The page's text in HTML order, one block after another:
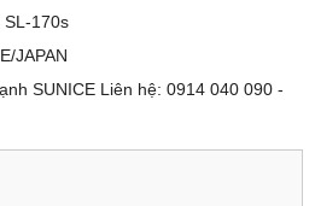
SL-170s
JAPAN
SUNICE Liên hệ: 0914 040 090 -